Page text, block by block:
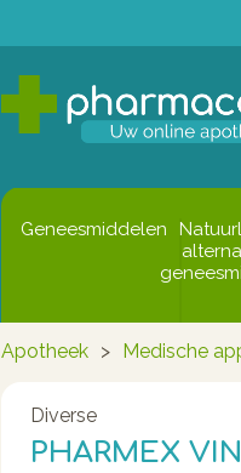
Geneesmiddelen
Apotheek > Medische
Diverse
PHARMEX